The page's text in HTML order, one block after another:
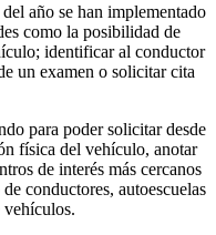
año se han implementado
como la posibilidad de
identificar al conductor
un examen o solicitar cita
para poder solicitar desde
física del vehículo, anotar
de interés más cercanos
conductores, autoescuelas
vehículos.